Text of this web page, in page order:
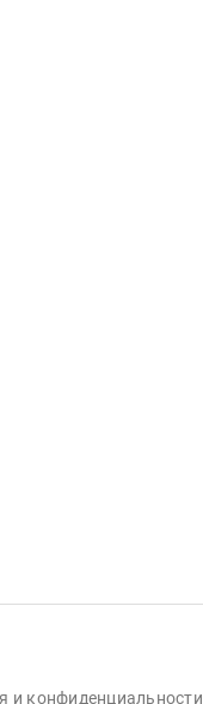
и конфиденциальности